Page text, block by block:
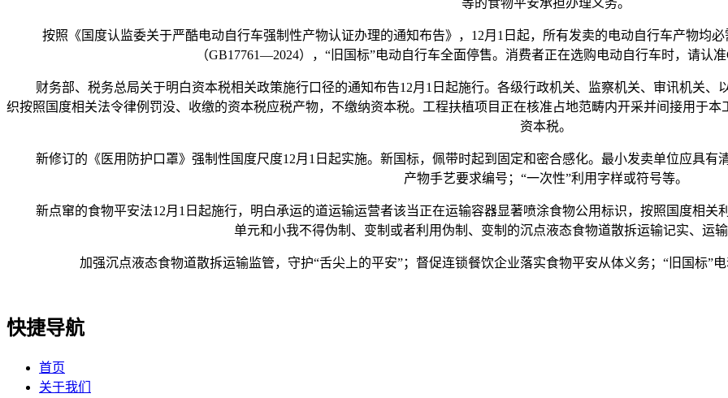
等的食物平安承担办理义务。
按照《国度认监委关于严酷电动自行车强制性产物认证办理的通知布告》，12月1日起，所有发卖的电动自行车产物均
（GB17761—2024），“旧国标”电动自行车全面停售。消费者正在选购电动自行车时，请认
财务部、税务总局关于明白资本税相关政策施行口径的通知布告12月1日起施行。各级行政机关、监察机关、审讯机关、
织按照国度相关法令律例罚没、收缴的资本税应税产物，不缴纳资本税。工程扶植项目正在核准占地范畴内开采并间接用于
资本税。
新修订的《医用防护口罩》强制性国度尺度12月1日起实施。新国标，佩带时起到固定和密合感化。最小发卖单位应具有
产物手艺要求编号；“一次性”利用字样或符号等。
新点窜的食物平安法12月1日起施行，明白承运的道运输运营者该当正在运输容器显著喷涂食物公用标识，按照国度相关
单元和小我不得伪制、变制或者利用伪制、变制的沉点液态食物道散拆运输记实、运
加强沉点液态食物道散拆运输监管，守护“舌尖上的平安”；督促连锁餐饮企业落实食物平安从体义务；“旧国标”
快捷导航
首页
关于我们